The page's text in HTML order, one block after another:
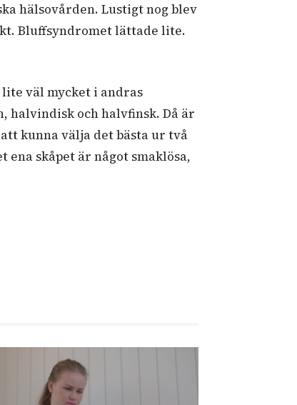
hälsovården. Lustigt nog blev
Bluffsyndromet lättade lite.
väl mycket i andras
halvindisk och halvfinsk. Då är
kunna välja det bästa ur två
skåpet är något smaklösa,